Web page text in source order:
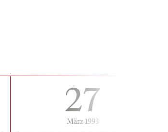
27
März 1993